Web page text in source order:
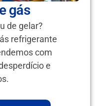
gás
de gelar?
refrigerante
com
e